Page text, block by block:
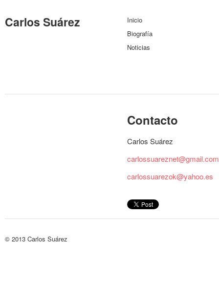
Carlos Suárez
Inicio
Biografía
Noticias
Contacto
Carlos Suárez
carlossuareznet@gmail.com
carlossuarezok@yahoo.es
© 2013 Carlos Suárez